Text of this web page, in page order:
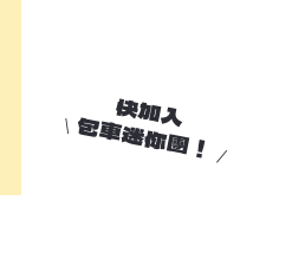
快加入
包車迷你團！